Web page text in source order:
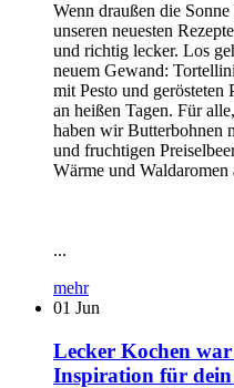
Wenn draußen die
unseren neuesten
und richtig lecker. Los
neuem Gewand:
mit Pesto und
an heißen Tagen. Für
haben wir Butterbohnen
und fruchtigen
Wärme und Waldaromen
...
mehr
01 Jun
Lecker Kochen
Inspiration für dein